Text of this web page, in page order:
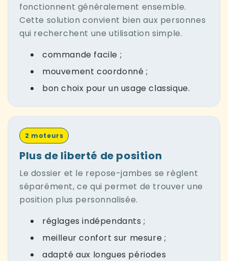
fonctionnent généralement ensemble.
Cette solution convient bien aux personnes
qui recherchent une utilisation simple.
commande facile ;
mouvement coordonné ;
bon choix pour un usage classique.
2 moteurs
Plus de liberté de position
Le dossier et le repose-jambes se règlent
séparément, ce qui permet de trouver une
position plus personnalisée.
réglages indépendants ;
meilleur confort sur mesure ;
adapté aux longues périodes